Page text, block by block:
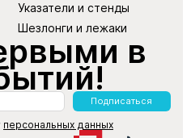
Указатели и стенды
Шезлонги и лежаки
в
Подписаться
персональных данных